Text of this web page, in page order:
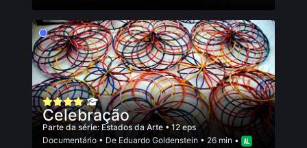
Celebração
Parte da série: Estados da Arte • 12 eps
Documentário • De Eduardo Goldenstein • 26 min •